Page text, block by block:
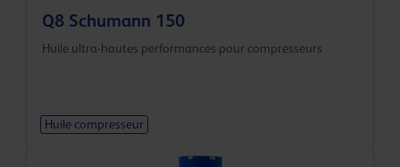
Q8 Schumann 150
Huile ultra-hautes performances pour compresseurs
Huile compresseur